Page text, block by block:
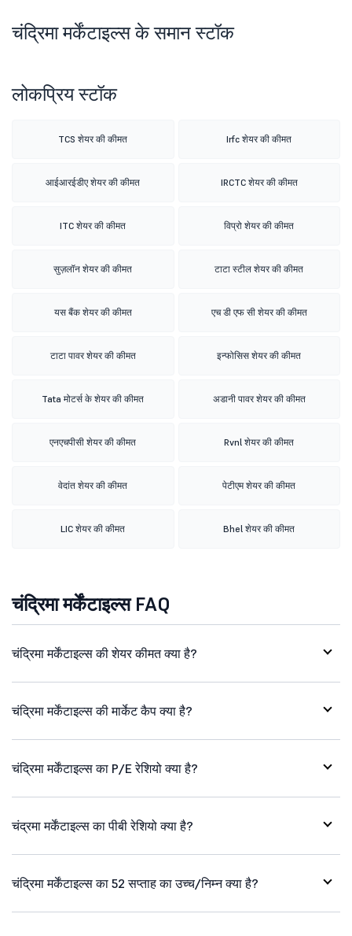
चंद्रिमा मर्केंटाइल्स के समान स्टॉक
लोकप्रिय स्टॉक
TCS शेयर की कीमत Irfc शेयर की कीमत
आईआरईडीए शेयर की कीमत IRCTC शेयर की कीमत
ITC शेयर की कीमत विप्रो शेयर की कीमत
सुज़लॉन शेयर की कीमत टाटा स्टील शेयर की कीमत
यस बैंक शेयर की कीमत एच डी एफ सी शेयर की कीमत
टाटा पावर शेयर की कीमत इन्फोसिस शेयर की कीमत
Tata मोटर्स के शेयर की कीमत अडानी पावर शेयर की कीमत
एनएचपीसी शेयर की कीमत Rvnl शेयर की कीमत
वेदांत शेयर की कीमत पेटीएम शेयर की कीमत
LIC शेयर की कीमत Bhel शेयर की कीमत
चंद्रिमा मर्केंटाइल्स FAQ
चंद्रिमा मर्केंटाइल्स की शेयर कीमत क्या है?
चंद्रिमा मर्केंटाइल्स की मार्केट कैप क्या है?
चंद्रिमा मर्केंटाइल्स का P/E रेशियो क्या है?
चंद्रमा मर्केंटाइल्स का पीबी रेशियो क्या है?
चंद्रिमा मर्केंटाइल्स का 52 सप्ताह का उच्च/निम्न क्या है?